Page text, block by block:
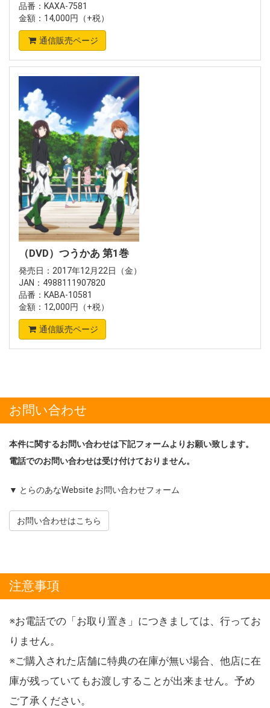
品番：KAXA-7581
金額：14,000円（+税）
通信販売ページ
（DVD）つうかあ 第1巻
発売日：2017年12月22日（金）
JAN：4988111907820
品番：KABA-10581
金額：12,000円（+税）
通信販売ページ
お問い合わせ
本件に関するお問い合わせは下記フォームよりお願い致します。
電話でのお問い合わせは受け付けておりません。
▼ とらのあなWebsite お問い合わせフォーム
お問い合わせはこちら
注意事項
※お電話での「お取り置き」につきましては、行ってお
りません。
※ご購入された店舗に特典の在庫が無い場合、他店に在
庫が残っていてもお渡しすることが出来ません。予め
ご了承ください。